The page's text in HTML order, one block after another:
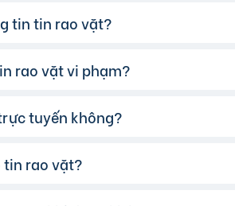
và có người làm chứng.
hàng.
tin" và chọn tin muốn xóa.
phạm quy định của website. Bạn
tin tin rao vặt?
của mình, vào mục "Quản lý tin
rao vặt vi phạm?
tin rao vặt nào vi phạm quy định,
tuyến không?
toán trực tuyến qua các cổng
tin rao vặt?